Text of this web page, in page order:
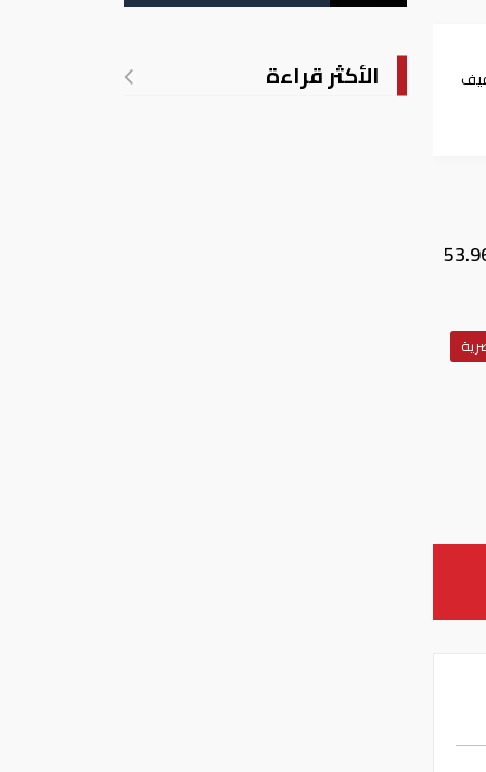
الجنيه المصري، في البنك المركزي المصري 53.59 جنيه للشراء، مقابل 53.96
الأكثر قراءة